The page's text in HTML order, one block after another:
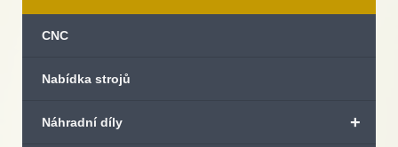
CNC
Nabídka strojů
+
Náhradní díly